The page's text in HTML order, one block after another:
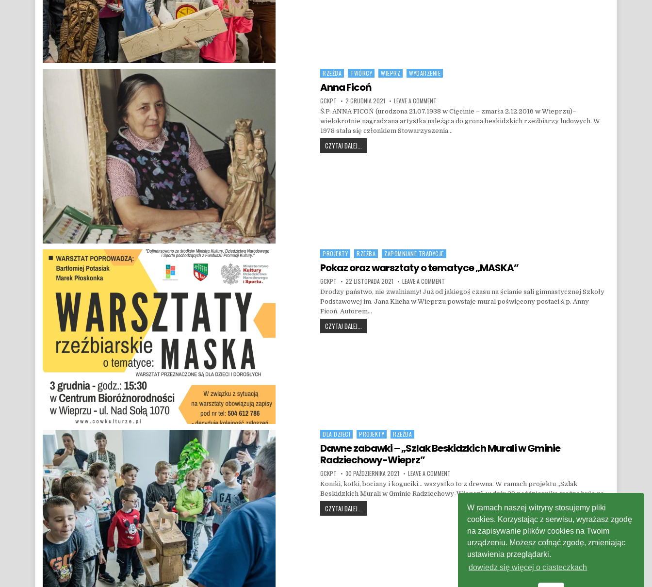
Posted in
RZEŹBA TWÓRCY WIEPRZ WYDARZENIE
Anna Ficoń
AUTHOR:
GCKPT PUBLISHED DATE:
2 GRUDNIA 2021 LEAVE A COMMENT
Ś.P. ANNA FICOŃ (urodzona 21.07.1938 w Cięcinie – zmarła 2.12.2016 w Wieprzu)–
wielokrotnie nagradzana artystka należąca do grona beskidzkich rzeźbiarzy ludowych. W
1978 stała się członkiem Stowarzyszenia…
CZYTAJ DALEJ...
Posted in
PROJEKTY RZEŹBA ZAPOMNIANE TRADYCJE
Pokaz oraz warsztaty o tematyce „MASKA”
AUTHOR:
GCKPT PUBLISHED DATE:
22 LISTOPADA 2021 LEAVE A COMMENT
Drodzy państwo, nie zwalniamy! Już od jakiegoś czasu na ścianie sali gimnastycznej Szkoły
Podstawowej im. Jana Klicha w Wieprzu powstaje mural poświęcony postaci ś.p. Anny
Ficoń. Autorem…
CZYTAJ DALEJ...
Posted in
DLA DZIECI PROJEKTY RZEŹBA
Dawne zabawki – „Szlak Beskidzkich Murali w Gminie
Radziechowy-Wieprz”
AUTHOR:
GCKPT PUBLISHED DATE:
30 PAŹDZIERNIKA 2021 LEAVE A COMMENT
Koniki, kotki, bociany i koguciki… wszystko to z drewna. W ramach projektu „Szlak
Beskidzkich Murali w Gminie Radziechowy-Wieprz”. w dniu 29 października można było na…
CZYTAJ DALEJ... DAWNE ZABAWKI – „SZLAK BESKIDZKICH MURALI W GMINIE RADZIECHOWY-WIEPRZ”
W ramach naszej witryny stosujemy pliki
cookies. Korzystając z serwisu, wyrażasz zgodę
na zapisywanie plików cookies na Twoim
urządzeniu. Możesz cofnąć zgodę, zmieniając
ustawienia przeglądarki.
dowiedz się więcej o ciasteczkach